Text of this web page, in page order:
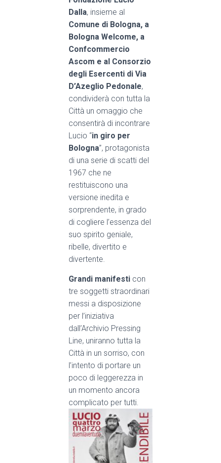
Dalla, insieme al
Comune di Bologna, a
Bologna Welcome, a
Confcommercio
Ascom e al Consorzio
degli Esercenti di Via
D’Azeglio Pedonale,
condividerà con tutta la
Città un omaggio che
consentirà di incontrare
Lucio “in giro per
Bologna”, protagonista
di una serie di scatti del
1967 che ne
restituiscono una
versione inedita e
sorprendente, in grado
di cogliere l’essenza del
suo spirito geniale,
ribelle, divertito e
divertente.
Grandi manifesti con
tre soggetti straordinari
messi a disposizione
per l’iniziativa
dall’Archivio Pressing
Line, uniranno tutta la
Città in un sorriso, con
l’intento di portare un
poco di leggerezza in
un momento ancora
complicato per tutti.